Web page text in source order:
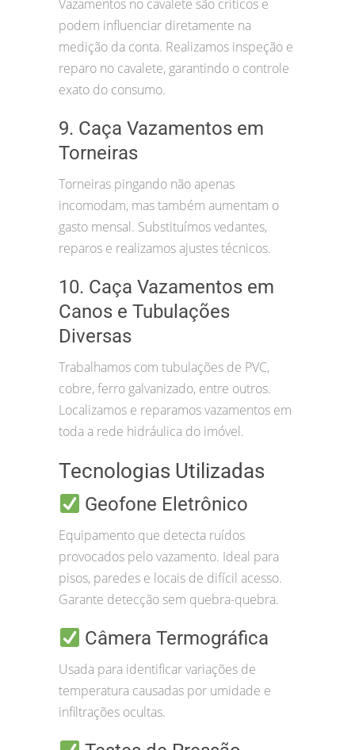
Vazamentos no cavalete são críticos e
podem influenciar diretamente na
medição da conta. Realizamos inspeção e
reparo no cavalete, garantindo o controle
exato do consumo.
9. Caça Vazamentos em
Torneiras
Torneiras pingando não apenas
incomodam, mas também aumentam o
gasto mensal. Substituímos vedantes,
reparos e realizamos ajustes técnicos.
10. Caça Vazamentos em
Canos e Tubulações
Diversas
Trabalhamos com tubulações de PVC,
cobre, ferro galvanizado, entre outros.
Localizamos e reparamos vazamentos em
toda a rede hidráulica do imóvel.
Tecnologias Utilizadas
Geofone Eletrônico
Equipamento que detecta ruídos
provocados pelo vazamento. Ideal para
pisos, paredes e locais de difícil acesso.
Garante detecção sem quebra-quebra.
Câmera Termográfica
Usada para identificar variações de
temperatura causadas por umidade e
infiltrações ocultas.